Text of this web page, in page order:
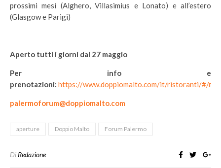
prossimi mesi (Alghero, Villasimius e Lonato) e all’estero
(Glasgow e Parigi)
Aperto tutti i giorni dal 27 maggio
Per info e
prenotazioni: https://www.doppiomalto.com/it/ristoranti/#/m/
palermoforum@doppiomalto.com
aperture Doppio Malto Forum Palermo
DiRedazione